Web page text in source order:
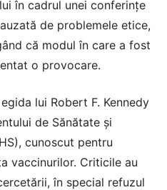
în cadrul unei conferințe
de problemele etice,
că modul în care a fost
o provocare.
lui Robert F. Kennedy
de Sănătate și
cunoscut pentru
vaccinurilor. Criticile au
în special refuzul